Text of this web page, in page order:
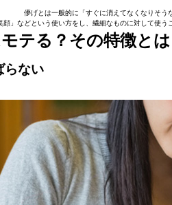
儚げとは一般的に「すぐに消えてなくなりそう
顔」などという使い方をし、繊細なものに対して使
テる？その特徴とは
らない